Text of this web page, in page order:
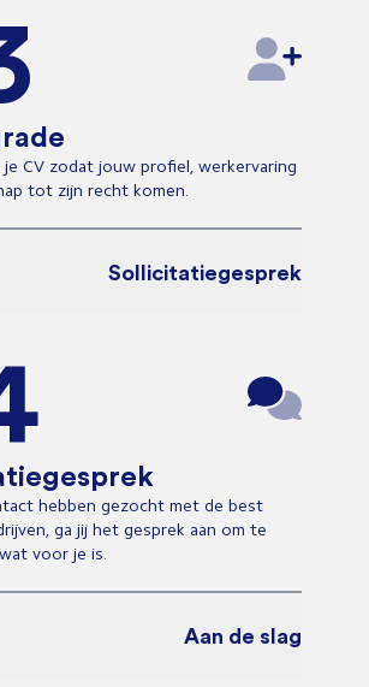
je CV zodat jouw profiel, werkervaring
tot zijn recht komen.
Sollicitatiegesprek
hebben gezocht met de best
ga jij het gesprek aan om te
voor je is.
Aan de slag